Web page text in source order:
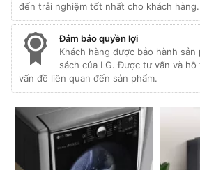
đến trải nghiệm tốt nhất cho khách hàng.
Đảm bảo quyền lợi
Khách hàng được bảo hành
sách của LG. Được tư vấn và
vấn đề liên quan đến sản phẩm.